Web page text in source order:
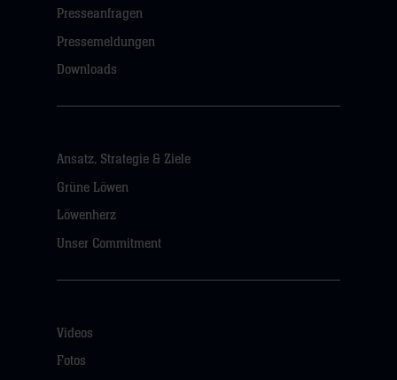
Presseanfragen
Pressemeldungen
Downloads
Ansatz, Strategie & Ziele
Grüne Löwen
Löwenherz
Unser Commitment
Videos
Fotos